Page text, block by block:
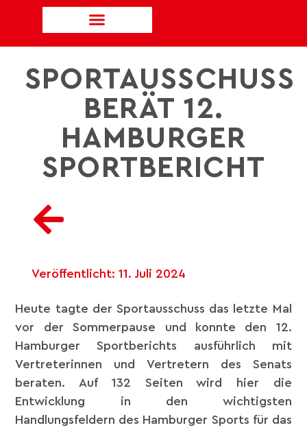
SPORTAUSSCHUSS
BERÄT 12.
HAMBURGER
SPORTBERICHT
Veröffentlicht: 11. Juli 2024
Heute tagte der Sportausschuss das letzte Mal
vor der Sommerpause und konnte den 12.
Hamburger Sportberichts ausführlich mit
Vertreterinnen und Vertretern des Senats
beraten. Auf 132 Seiten wird hier die
Entwicklung in den wichtigsten
Handlungsfeldern des Hamburger Sports für das